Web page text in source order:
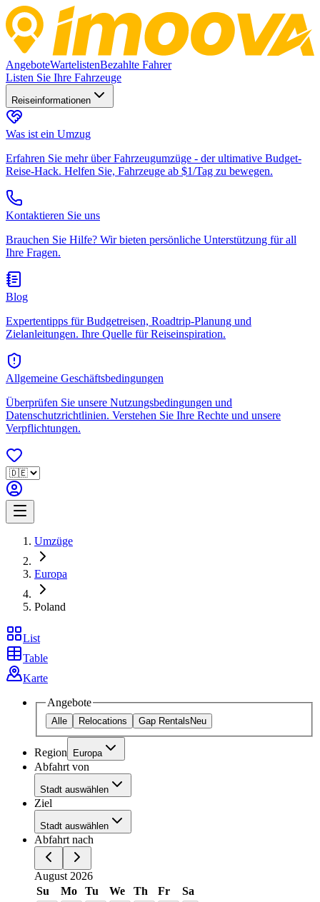
AngeboteWartelistenBezahlte Fahrer
Listen Sie Ihre Fahrzeuge
Reiseinformationen
Was ist ein Umzug
Erfahren Sie mehr über Fahrzeugumzüge - der ultimative Budget-
Reise-Hack. Helfen Sie, Fahrzeuge ab $1/Tag zu bewegen.
Kontaktieren Sie uns
Brauchen Sie Hilfe? Wir bieten persönliche Unterstützung für all
Ihre Fragen.
Blog
Expertentipps für Budgetreisen, Roadtrip-Planung und
Zielanleitungen. Ihre Quelle für Reiseinspiration.
Allgemeine Geschäftsbedingungen
Überprüfen Sie unsere Nutzungsbedingungen und
Datenschutzrichtlinien. Verstehen Sie Ihre Rechte und unsere
Verpflichtungen.
Umzüge
Europa
Poland
List
Table
Karte
Angebote
Alle Relocations Gap Rentals Neu
Region Europa
Abfahrt von
Stadt auswählen
Ziel
Stadt auswählen
Abfahrt nach
August 2026
Su
Mo Tu We Th Fr Sa